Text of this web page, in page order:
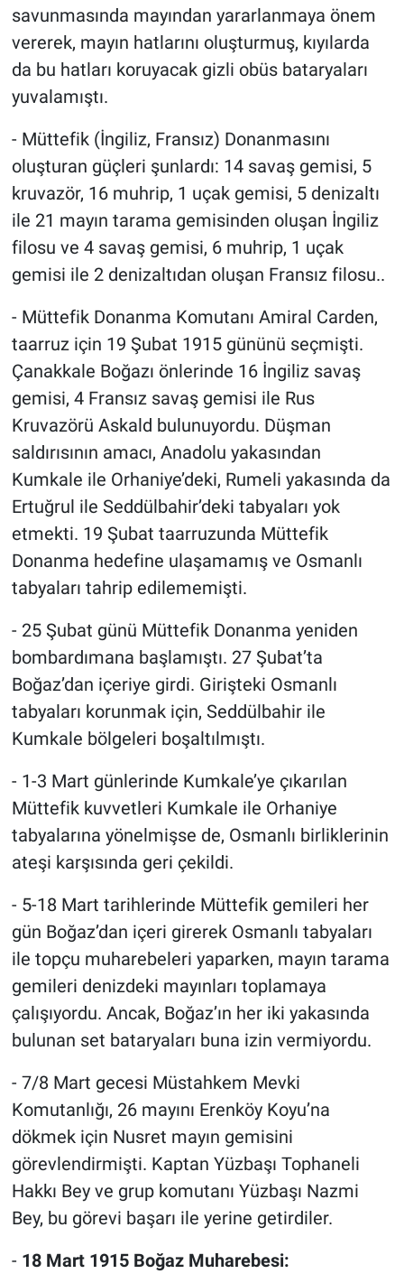
savunmasında mayından yararlanmaya önem
vererek, mayın hatlarını oluşturmuş, kıyılarda
da bu hatları koruyacak gizli obüs bataryaları
yuvalamıştı.
- Müttefik (İngiliz, Fransız) Donanmasını
oluşturan güçleri şunlardı: 14 savaş gemisi, 5
kruvazör, 16 muhrip, 1 uçak gemisi, 5 denizaltı
ile 21 mayın tarama gemisinden oluşan İngiliz
filosu ve 4 savaş gemisi, 6 muhrip, 1 uçak
gemisi ile 2 denizaltıdan oluşan Fransız filosu..
- Müttefik Donanma Komutanı Amiral Carden,
taarruz için 19 Şubat 1915 gününü seçmişti.
Çanakkale Boğazı önlerinde 16 İngiliz savaş
gemisi, 4 Fransız savaş gemisi ile Rus
Kruvazörü Askald bulunuyordu. Düşman
saldırısının amacı, Anadolu yakasından
Kumkale ile Orhaniye’deki, Rumeli yakasında da
Ertuğrul ile Seddülbahir’deki tabyaları yok
etmekti. 19 Şubat taarruzunda Müttefik
Donanma hedefine ulaşamamış ve Osmanlı
tabyaları tahrip edilememişti.
- 25 Şubat günü Müttefik Donanma yeniden
bombardımana başlamıştı. 27 Şubat’ta
Boğaz’dan içeriye girdi. Girişteki Osmanlı
tabyaları korunmak için, Seddülbahir ile
Kumkale bölgeleri boşaltılmıştı.
- 1-3 Mart günlerinde Kumkale’ye çıkarılan
Müttefik kuvvetleri Kumkale ile Orhaniye
tabyalarına yönelmişse de, Osmanlı birliklerinin
ateşi karşısında geri çekildi.
- 5-18 Mart tarihlerinde Müttefik gemileri her
gün Boğaz’dan içeri girerek Osmanlı tabyaları
ile topçu muharebeleri yaparken, mayın tarama
gemileri denizdeki mayınları toplamaya
çalışıyordu. Ancak, Boğaz’ın her iki yakasında
bulunan set bataryaları buna izin vermiyordu.
- 7/8 Mart gecesi Müstahkem Mevki
Komutanlığı, 26 mayını Erenköy Koyu’na
dökmek için Nusret mayın gemisini
görevlendirmişti. Kaptan Yüzbaşı Tophaneli
Hakkı Bey ve grup komutanı Yüzbaşı Nazmi
Bey, bu görevi başarı ile yerine getirdiler.
- 18 Mart 1915 Boğaz Muharebesi: